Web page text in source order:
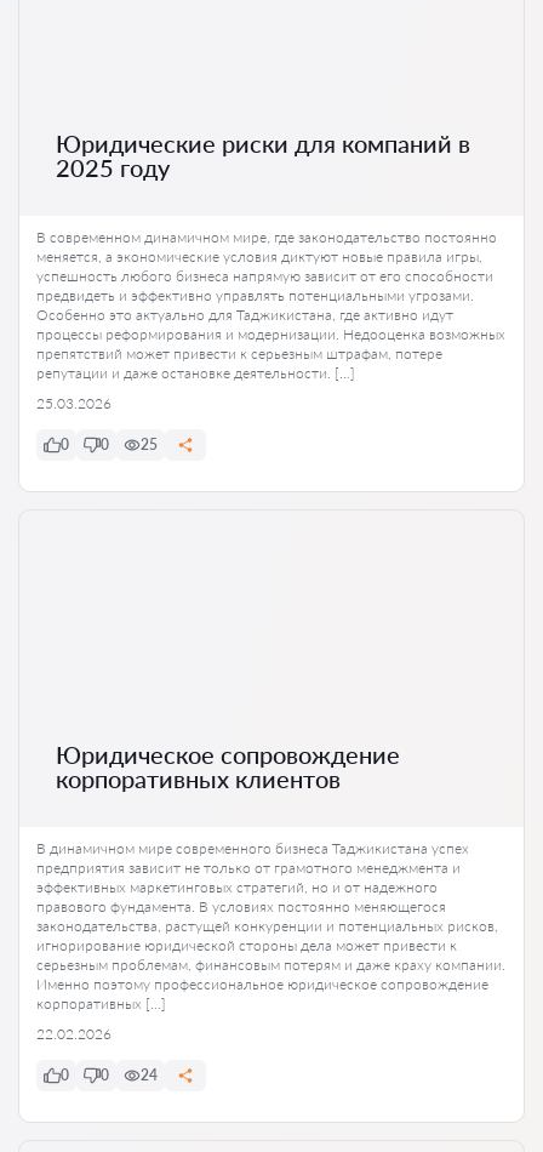
Юридические риски для компаний в
2025 году
В современном динамичном мире, где законодательство постоянно
меняется, а экономические условия диктуют новые правила игры,
успешность любого бизнеса напрямую зависит от его способности
предвидеть и эффективно управлять потенциальными угрозами.
Особенно это актуально для Таджикистана, где активно идут
процессы реформирования и модернизации. Недооценка возможных
препятствий может привести к серьезным штрафам, потере
репутации и даже остановке деятельности. […]
25.03.2026
0 0 25
Юридическое сопровождение
корпоративных клиентов
В динамичном мире современного бизнеса Таджикистана успех
предприятия зависит не только от грамотного менеджмента и
эффективных маркетинговых стратегий, но и от надежного
правового фундамента. В условиях постоянно меняющегося
законодательства, растущей конкуренции и потенциальных рисков,
игнорирование юридической стороны дела может привести к
серьезным проблемам, финансовым потерям и даже краху компании.
Именно поэтому профессиональное юридическое сопровождение
корпоративных […]
22.02.2026
0 0 24